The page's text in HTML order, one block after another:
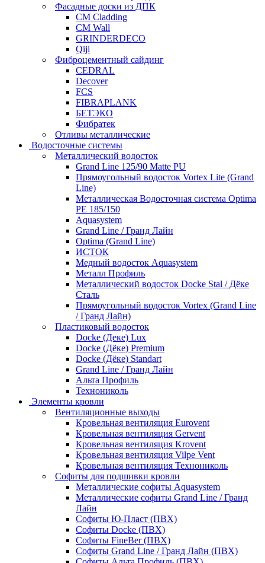
Фасадные доски из ДПК
CM Cladding
CM Wall
GRINDERDECO
Qiji
Фиброцементный сайдинг
CEDRAL
Decover
FCS
FIBRAPLANK
БЕТЭКО
Фибратек
Отливы металлические
Водосточные системы
Металлический водосток
Grand Line 125/90 Matte PU
Прямоугольный водосток Vortex Lite (Grand
Line)
Металлическая Водосточная система Optima
PE 185/150
Aquasystem
Grand Line / Гранд Лайн
Optima (Grand Line)
ИСТОК
Медный водосток Aquasystem
Металл Профиль
Металлический водосток Docke Stal / Дёке
Сталь
Прямоугольный водосток Vortex (Grand Line
/ Гранд Лайн)
Пластиковый водосток
Docke (Деке) Lux
Docke (Дёке) Premium
Docke (Дёке) Standart
Grand Line / Гранд Лайн
Альта Профиль
Технониколь
Элементы кровли
Вентиляционные выходы
Кровельная вентиляция Eurovent
Кровельная вентиляция Gervent
Кровельная вентиляция Krovent
Кровельная вентиляция Vilpe Vent
Кровельная вентиляция Технониколь
Cофиты для подшивки кровли
Металлические софиты Aquasystem
Металлические софиты Grand Line / Гранд
Лайн
Софиты Ю-Пласт (ПВХ)
Софиты Docke (ПВХ)
Софиты FineBer (ПВХ)
Софиты Grand Line / Гранд Лайн (ПВХ)